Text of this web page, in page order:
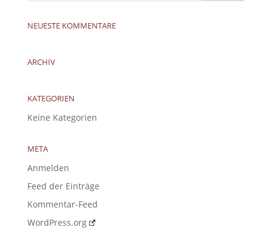
NEUESTE KOMMENTARE
ARCHIV
KATEGORIEN
Keine Kategorien
META
Anmelden
Feed der Einträge
Kommentar-Feed
WordPress.org